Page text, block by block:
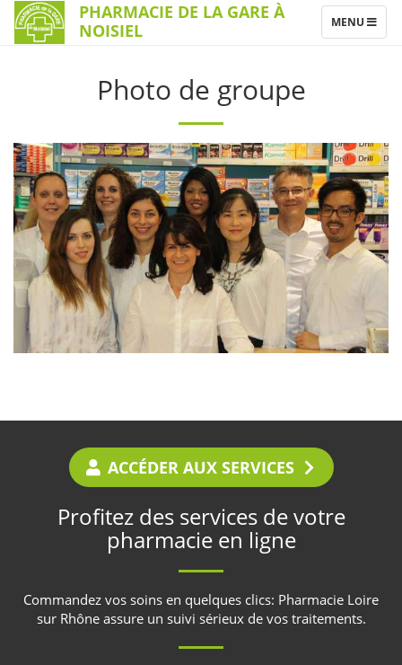
PHARMACIE DE LA GARE À
NOISIEL
TOGGLE
NAVIGATION
MENU
Photo de groupe
ACCÉDER AUX SERVICES
Profitez des services de votre
pharmacie en ligne
Commandez vos soins en quelques clics: Pharmacie Loire
sur Rhôneassure un suivi sérieux de vos traitements.